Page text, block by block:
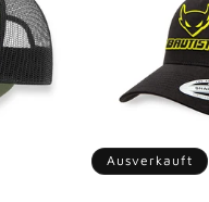
Ausverkauft